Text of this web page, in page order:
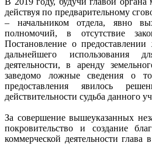
действуя по предварительному
– начальником отдела, явно
полномочий, в отсутствие
Постановление о
дальнейшего использования
деятельности, в аренду
заведомо ложные сведения о
предоставления явилось
действительности судьба данного
За совершение вышеуказанных
покровительство и создание
коммерческой деятельности глава